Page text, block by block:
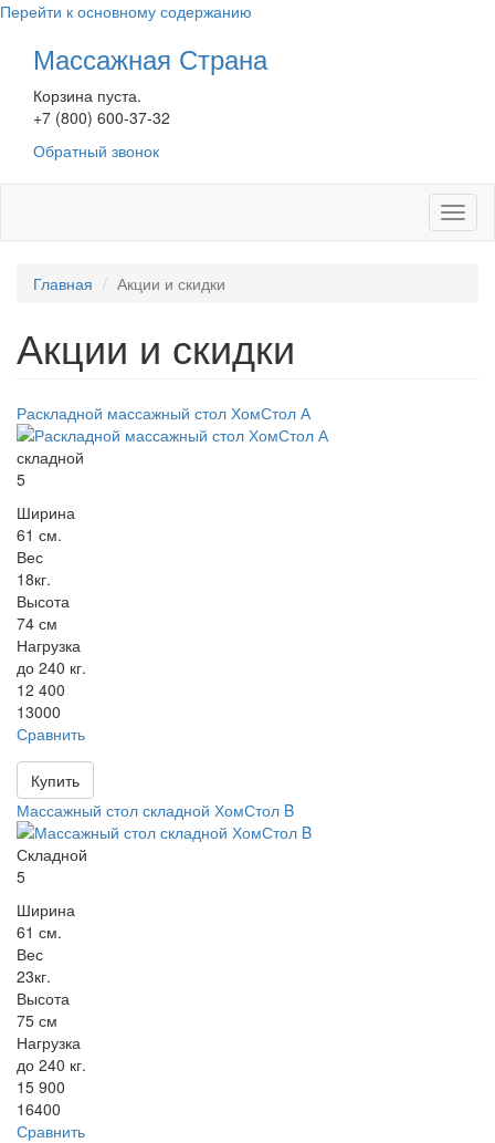
Перейти к основному содержанию
Массажная Страна
Корзина пуста.
+7 (800) 600-37-32
Обратный звонок
Главная Акции и скидки
Акции и скидки
Раскладной массажный стол ХомСтол А
складной
5
Ширина
61 см.
Вес
18кг.
Высота
74 см
Нагрузка
до 240 кг.
12 400
13000
Сравнить
Купить
Массажный стол складной ХомСтол B
Складной
5
Ширина
61 см.
Вес
23кг.
Высота
75 см
Нагрузка
до 240 кг.
15 900
16400
Сравнить